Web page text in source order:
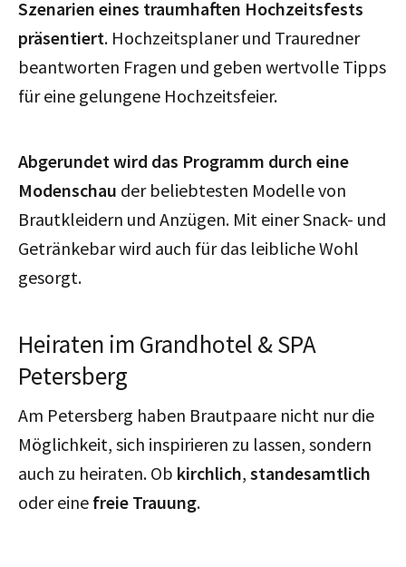
Szenarien eines traumhaften Hochzeitsfests
präsentiert. Hochzeitsplaner und Trauredner
beantworten Fragen und geben wertvolle Tipps
für eine gelungene Hochzeitsfeier.
Abgerundet wird das Programm durch eine
Modenschau der beliebtesten Modelle von
Brautkleidern und Anzügen. Mit einer Snack- und
Getränkebar wird auch für das leibliche Wohl
gesorgt.
Heiraten im Grandhotel & SPA
Petersberg
Am Petersberg haben Brautpaare nicht nur die
Möglichkeit, sich inspirieren zu lassen, sondern
auch zu heiraten. Ob kirchlich, standesamtlich
oder eine freie Trauung.